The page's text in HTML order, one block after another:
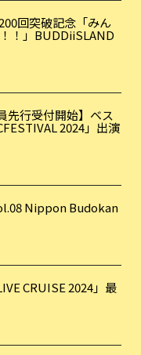
回突破記念「みん
！」BUDDiiSLAND
先行受付開始】ベス
2024」出演
Nippon Budokan
CRUISE 2024」最